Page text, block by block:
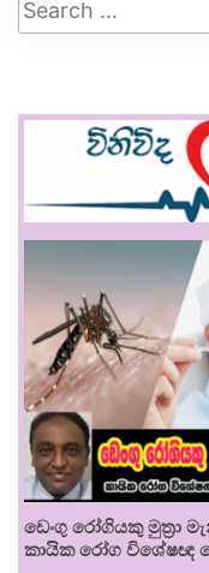
ඩෙංගු රෝගියකු ⁣මුත්‍රා
කායික රෝග විශේෂඥ